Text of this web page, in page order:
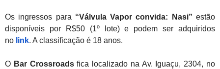
Os ingressos para “Válvula Vapor convida: Nasi” estão
disponíveis por R$50 (1º lote) e podem ser adquiridos
no link. A classificação é 18 anos.
O Bar Crossroadsfica localizado na Av. Iguaçu, 2304, no